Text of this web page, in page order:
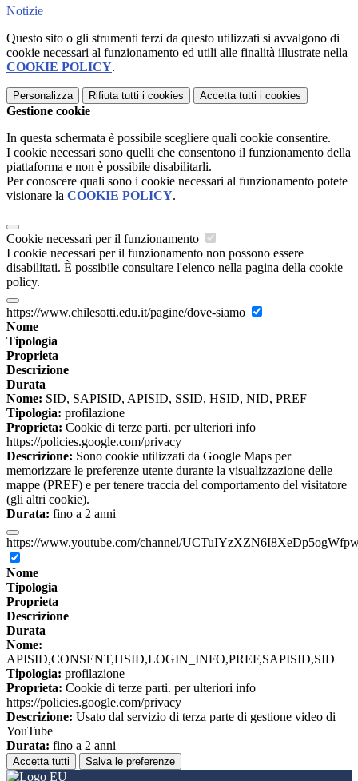
Notizie
Questo sito o gli strumenti terzi da questo utilizzati si avvalgono di
cookie necessari al funzionamento ed utili alle finalità illustrate nella
COOKIE POLICY.
Personalizza Rifiuta tutti i cookies Accetta tutti i cookies
Gestione cookie
In questa schermata è possibile scegliere quali cookie consentire.
I cookie necessari sono quelli che consentono il funzionamento della
piattaforma e non è possibile disabilitarli.
Per conoscere quali sono i cookie necessari al funzionamento potete
visionare la COOKIE POLICY.
Cookie necessari per il funzionamento
I cookie necessari per il funzionamento non possono essere
disabilitati. È possibile consultare l'elenco nella pagina della cookie
policy.
https://www.chilesotti.edu.it/pagine/dove-siamo
Nome
Tipologia
Proprieta
Descrizione
Durata
Nome: SID, SAPISID, APISID, SSID, HSID, NID, PREF
Tipologia: profilazione
Proprieta: Cookie di terze parti. per ulteriori info
https://policies.google.com/privacy
Descrizione: Sono cookie utilizzati da Google Maps per
memorizzare le preferenze utente durante la visualizzazione delle
mappe (PREF) e per tenere traccia del comportamento del visitatore
(gli altri cookie).
Durata: fino a 2 anni
https://www.youtube.com/channel/
Nome
Tipologia
Proprieta
Descrizione
Durata
Nome:
APISID,CONSENT,HSID,LOGIN_INFO,PREF,SAPISID,SID
Tipologia: profilazione
Proprieta: Cookie di terze parti. per ulteriori info
https://policies.google.com/privacy
Descrizione: Usato dal servizio di terza parte di gestione video di
YouTube
Durata: fino a 2 anni
Accetta tutti Salva le preferenze